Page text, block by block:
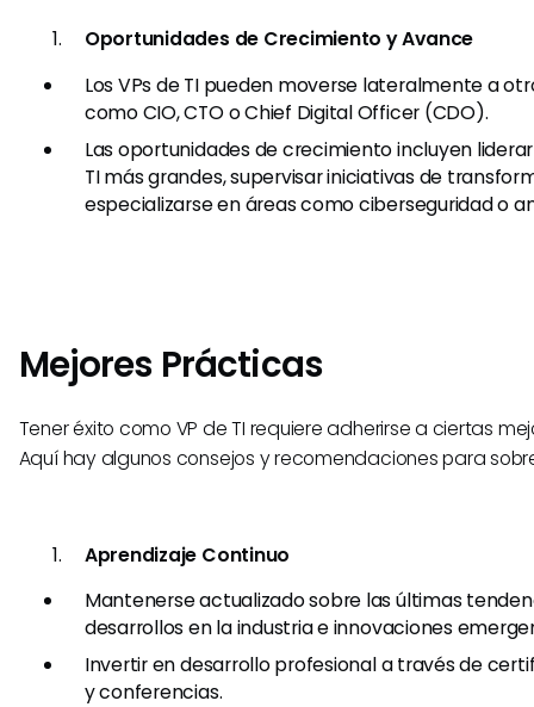
Oportunidades de Crecimiento y Avance
Los VPs de TI pueden moverse lateralmente a
como CIO, CTO o Chief Digital Officer (CDO).
Las oportunidades de crecimiento incluyen
TI más grandes, supervisar iniciativas de
especializarse en áreas como ciberseguridad o
Mejores Prácticas
Tener éxito como VP de TI requiere adherirse a ciertas
Aquí hay algunos consejos y recomendaciones para
Aprendizaje Continuo
Mantenerse actualizado sobre las últimas
desarrollos en la industria e innovaciones
Invertir en desarrollo profesional a través de
y conferencias.